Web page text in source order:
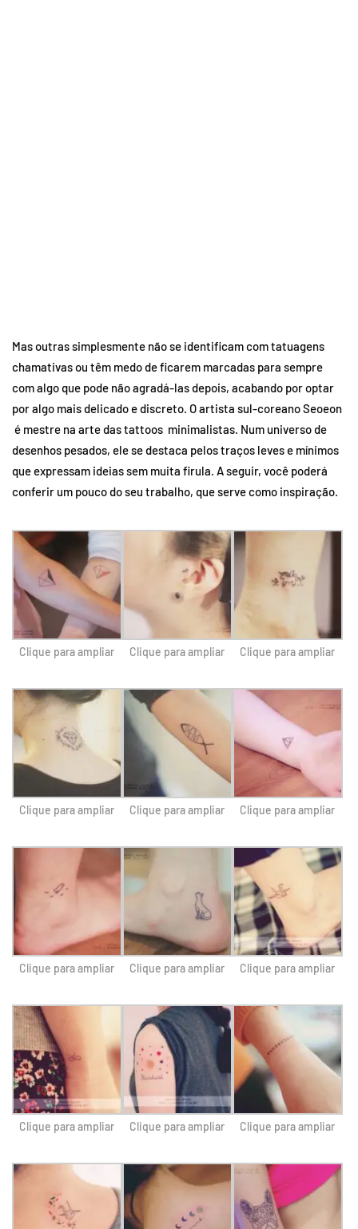
Mas outras simplesmente não se identificam com tatuagens
chamativas ou têm medo de ficarem marcadas para sempre
com algo que pode não agradá-las depois, acabando por optar
por algo mais delicado e discreto. O artista sul-coreano Seoeon
é mestre na arte das tattoos minimalistas. Num universo de
desenhos pesados, ele se destaca pelos traços leves e mínimos
que expressam ideias sem muita firula. A seguir, você poderá
conferir um pouco do seu trabalho, que serve como inspiração.
Clique para ampliar Clique para ampliar Clique para ampliar
Clique para ampliar Clique para ampliar Clique para ampliar
Clique para ampliar Clique para ampliar Clique para ampliar
Clique para ampliar Clique para ampliar Clique para ampliar